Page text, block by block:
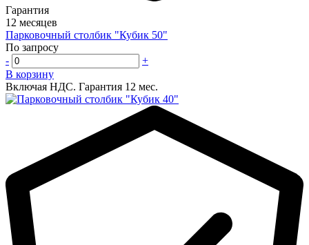
Гарантия
12 месяцев
Парковочный столбик "Кубик 50"
По запросу
-
+
В корзину
Включая НДС. Гарантия 12 мес.